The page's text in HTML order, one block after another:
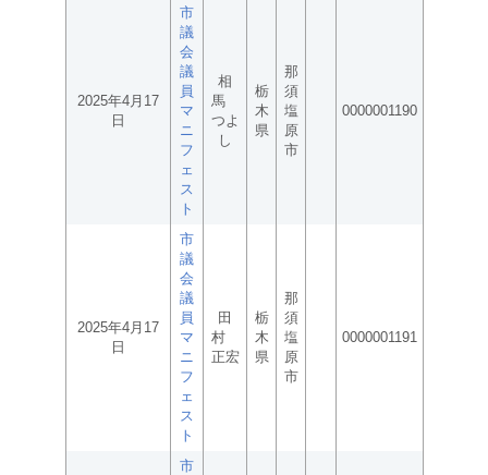
2025年4月17
日
市
議
会
議
員
マ
ニ
フ
ェ
ス
ト
相
馬
つよ
し
栃
木
県
那
須
塩
原
市
0000001190
2025年4月17
日
市
議
会
議
員
マ
ニ
フ
ェ
ス
ト
田
村
正宏
栃
木
県
那
須
塩
原
市
0000001191
市